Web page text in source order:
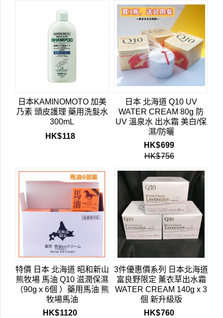
日本KAMINOMOTO 加美
乃素 頭皮護理 藥用洗髮水
300mL
HK$118
日本 北海道 Q10 UV
WATER CREAM 80g 防
UV 溫泉水 出水霜 美白/保
濕/防曬
HK$699
HK$756
特價 日本 北海道 昭和新山
熊牧場 馬油 Q10 滋潤保濕
（90g x 6個 ）藥用馬油 熊
牧場馬油
HK$1120
3件優惠價系列 日本北海道
富良野限定 薰衣草出水霜
WATER CREAM 140g x 3
個 新升級版
HK$760